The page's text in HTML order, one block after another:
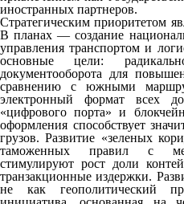
иностранных партнеров.
Стратегическим приоритетом
В планах — создание
управления транспортом и
основные цели:
документооборота для
сравнению с южными
электронный формат всех
«цифрового порта» и
оформления способствует
грузов. Развитие «зеленых
таможенных правил с
стимулируют рост доли
транзакционные издержки.
не как геополитический